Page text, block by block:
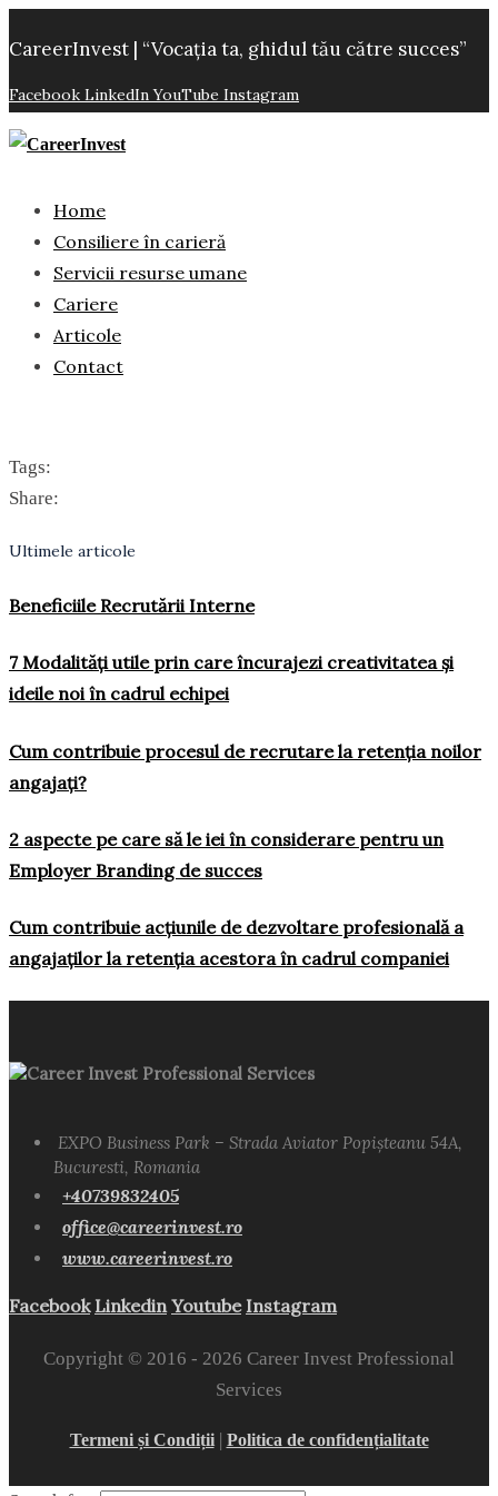
CareerInvest | “Vocația ta, ghidul tău către succes”
Facebook LinkedInYouTube Instagram
Home
Consiliere în carieră
Servicii resurse umane
Cariere
Articole
Contact
Tags:
Share:
Ultimele articole
Beneficiile Recrutării Interne
7 Modalități utile prin care încurajezi creativitatea și
ideile noi în cadrul echipei
Cum contribuie procesul de recrutare la retenția noilor
angajați?
2 aspecte pe care să le iei în considerare pentru un
Employer Branding de succes
Cum contribuie acțiunile de dezvoltare profesională a
angajaților la retenția acestora în cadrul companiei
Career Invest Professional Services
EXPO Business Park – Strada Aviator Popișteanu 54A,
Bucuresti, Romania
+40739832405
office@careerinvest.ro
www.careerinvest.ro
Facebook Linkedin Youtube Instagram
Copyright © 2016 - 2026 Career Invest Professional
Services
Termeni și Condiții| Politica de confidențialitate